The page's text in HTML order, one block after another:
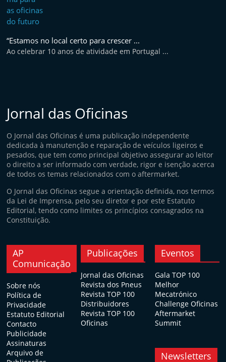
“Estamos no local certo para crescer ...
Ao celebrar 10 anos de atividade em Portugal ...
Jornal das Oficinas
O Jornal das Oficinas é uma publicação independente
dedicada à manutenção e reparação de veículos ligeiros e
pesados, que tem como principal objetivo assegurar ao leitor
o direito a ser informado com verdade, rigor e isenção acerca
de todos os temas relacionados com o aftermarket.
O Jornal das Oficinas segue a orientação definida, nos termos
da Lei de Imprensa, pelo seu diretor e por este Estatuto
Editorial, tendo como limites os princípios consagrados na
Constituição.
AP
Comunicação
Sobre nós
Política de
Privacidade
Estatuto Editorial
Contacto
Publicidade
Assinaturas
Arquivo de
Publicações
Jornal das Oficinas
Revista dos Pneus
Revista TOP 100
Distribuidores
Revista TOP 100
Oficinas
Eventos
Gala TOP 100
Melhor
Mecatrónico
Challenge Oficinas
Aftermarket
Summit
Newsletters